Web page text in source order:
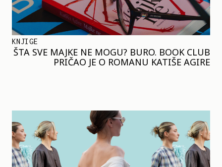
KNJIGE
ŠTA SVE MAJKE NE MOGU? BURO. BOOK CLUB
PRIČAO JE O ROMANU KATIŠE AGIRE